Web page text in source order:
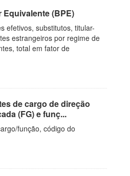
(BPE)
efetivos, substitutos, titular-
estrangeiros por regime de
total em fator de
de cargo de direção
(FG) e funç...
função, código do